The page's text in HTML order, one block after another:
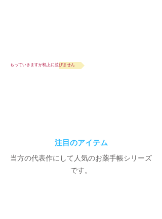
もっていきますが机上に並びません
注目のアイテム
​当方の代表作にして人気のお薬手帳シリーズ
です。